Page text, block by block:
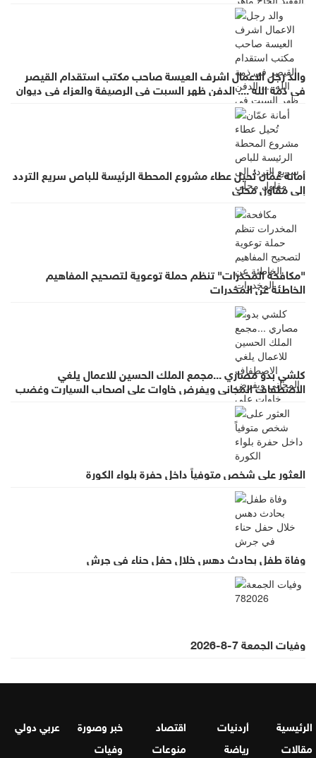
والد رجل الاعمال اشرف العيسة صاحب مكتب استقدام القيصر
في ذمة الله .... الدفن ظهر السبت في الرصيفة والعزاء في ديوان
صانور بحي الرشيد
أمانة عمّان تُحيل عطاء مشروع المحطة الرئيسة للباص سريع التردد
إلى مقاول محلي
"مكافحة المخدرات" تنظم حملة توعوية لتصحيح المفاهيم
الخاطئة عن المخدرات
كلشي بدو مصاري ...مجمع الملك الحسين للاعمال يلغي
الاصطفاف المجاني ويفرض خاوات على اصحاب السيارت وغضب
واسع لقرار يطرد الاستثمار
العثور على شخص متوفياً داخل حفرة بلواء الكورة
وفاة طفل بحادث دهس خلال حفل حناء في جرش
وفيات الجمعة 7-8-2026
الرئيسية أردنيات اقتصاد خبر وصورة
عربي دولي
مقالات
رياضة منوعات وفيات